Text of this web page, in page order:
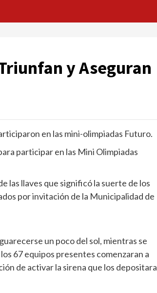
y Aseguran
en las mini-olimpiadas Futuro.
participar en las Mini Olimpiadas
las llaves que significó la suerte de los
por invitación de la Municipalidad de
un poco del sol, mientras se
67 equipos presentes comenzaran a
de activar la sirena que los depositara